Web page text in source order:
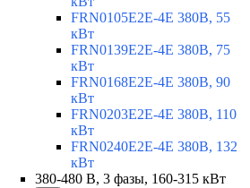
FRN0105E2E-4E 380В, 55
кВт
FRN0139E2E-4E 380В, 75
кВт
FRN0168E2E-4E 380В, 90
кВт
FRN0203E2E-4E 380В, 110
кВт
FRN0240E2E-4E 380В, 132
кВт
380-480 В, 3 фазы, 160-315 кВт